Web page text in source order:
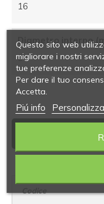
16
Diametro interno
6
Questo sito web
migliorare i nostri
tue preferenze
Per dare il tuo
Accetta.
Piú info